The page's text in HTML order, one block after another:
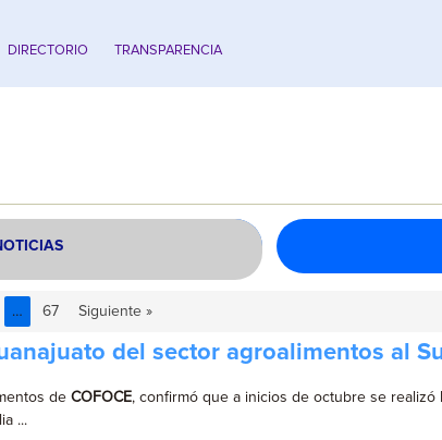
DIRECTORIO TRANSPARENCIA
… 67 Siguiente »
del sector agroalimentos al
de COFOCE, confirmó que a inicios de octubre se
...